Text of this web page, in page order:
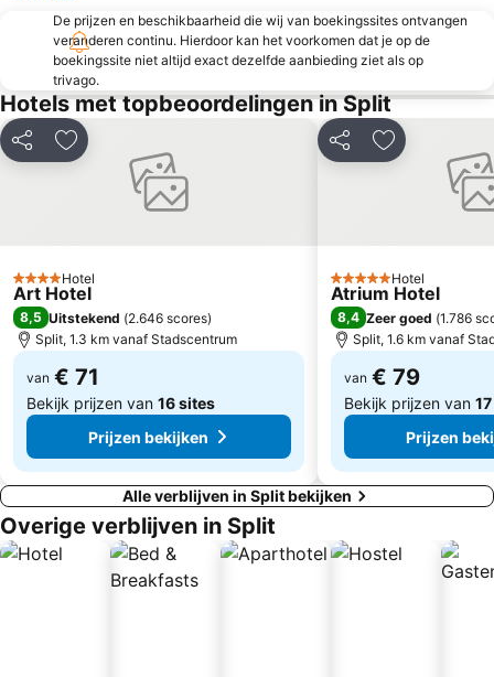
De prijzen en beschikbaarheid die wij van boekingssites ontvangen
veranderen continu. Hierdoor kan het voorkomen dat je op de
boekingssite niet altijd exact dezelfde aanbieding ziet als op
trivago.
Hotels met topbeoordelingen in Split
Delen Toevoegen aan favorieten
4 SterrenHotel
Art Hotel
8,5 Uitstekend (2.646 scores)
Split, 1.3 km vanaf Stadscentrum
van € 71
Bekijk prijzen van 16 sites
Prijzen bekijken
Delen Toevoegen
5 SterrenHotel
Atrium Hotel
8,4 Zeer goed (1.786
Split, 1.6 km vanaf
van € 79
Bekijk prijzen van
Prijzen
Alle verblijven in Split bekijken
Overige verblijven in Split